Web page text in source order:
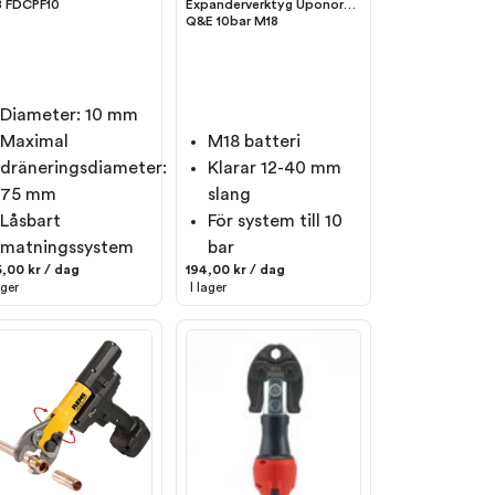
FDCPF10
Diameter: 10 mm
Maximal
dräneringsdiameter:
75 mm
Låsbart
matningssystem
kr / dag
Expanderverktyg Uponor
Q&E 10bar M18
M18 batteri
Klarar 12-40 mm
slang
För system till 10
bar
194,00 kr / dag
I lager